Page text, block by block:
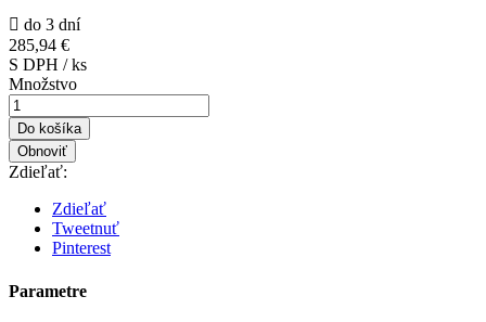
 do 3 dní
285,94 €
S DPH / ks
Množstvo
Do košíka
Zdieľať:
Zdieľať
Tweetnuť
Pinterest
Parametre